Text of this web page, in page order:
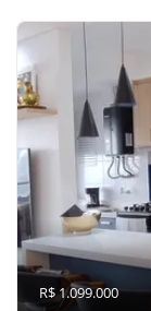
R$ 1.099.000